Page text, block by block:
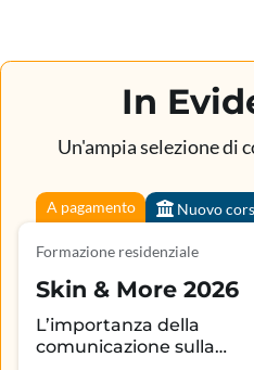
In
Un'ampia selezione di
A pagamento Nuovo
Formazione residenziale
Skin & More 2026
L’importanza della
comunicazione sulla